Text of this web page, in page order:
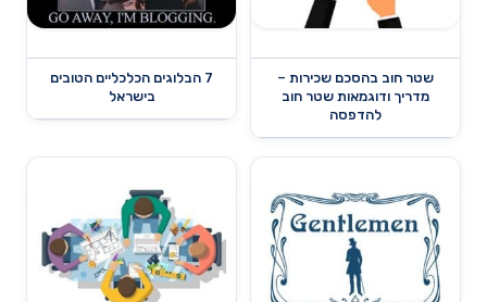
שטר חוב בהסכם שכירות –
מדריך ודוגמאות שטר חוב
להדפסה
7 הבלוגים הכלכליים הטובים
בישראל